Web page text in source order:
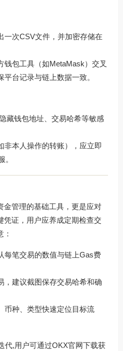
一次CSV文件，并加密存储在
钱包工具（如MetaMask）交叉
台记录与链上数据一致。
藏钱包地址、交易哈希等敏感
非本人操作的转账），应立即
。
金管理的基础工具，更是应对
凭证，用户应养成定期检查交
每笔交易的数值与链上Gas费
，建议截图保存交易哈希和确
币种、类型快速定位目标流
代,用户可通过OKX官网下载获